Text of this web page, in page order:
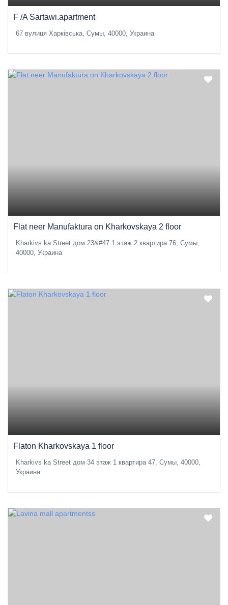
F /A Sartawi.apartment
67 вулиця Харківська, Сумы, 40000, Украина
Flat neer Manufaktura on Kharkovskaya 2 floor
Kharkivs ka Street дом 23&#47 1 этаж 2 квартира 76, Сумы,
40000, Украина
Flaton Kharkovskaya 1 floor
Kharkivs ka Street дом 34 этаж 1 квартира 47, Сумы, 40000,
Украина